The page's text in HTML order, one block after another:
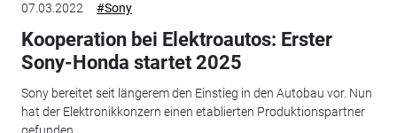
07.03.2022 #Sony
Kooperation bei Elektroautos: Erster
Sony-Honda startet 2025
Sony bereitet seit längerem den Einstieg in den Autobau vor. Nun
hat der Elektronikkonzern einen etablierten Produktionspartner
gefunden.